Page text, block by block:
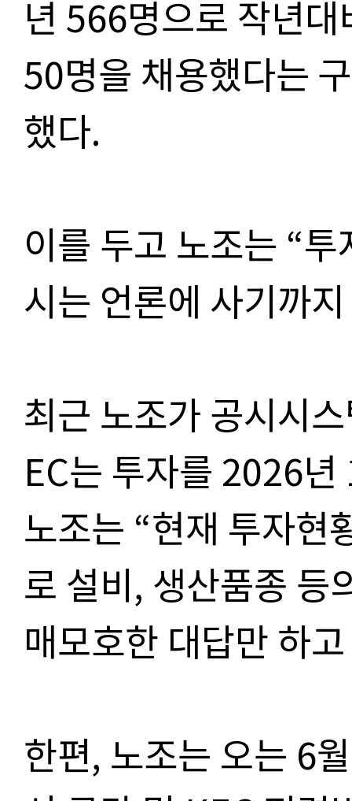
년 566명으로 작년
50명을 채용했다는
했다.
이를 두고 노조는 “
시는 언론에 사기까
최근 노조가 공시시
EC는 투자를 2026
노조는 “현재 투자현
로 설비, 생산품종 등
매모호한 대답만 하
한편, 노조는 오는 6